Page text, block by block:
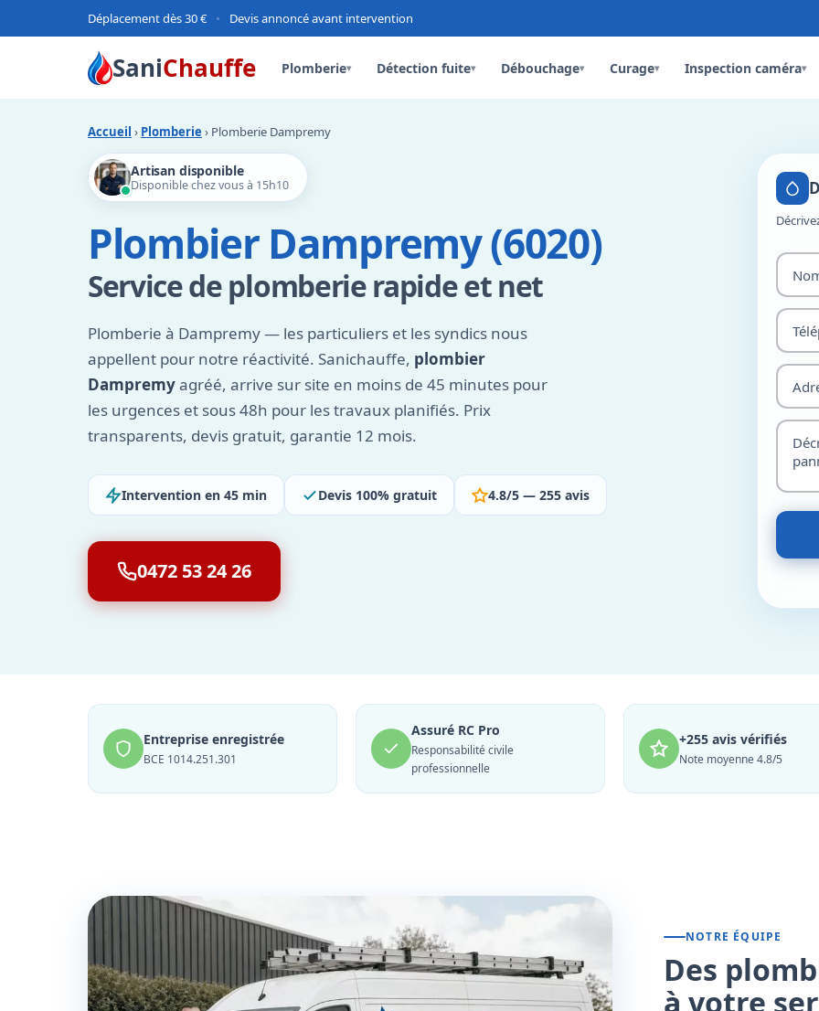
Déplacement dès 30 € • Devis annoncé avant intervention
SaniChauffe Plomberie▾ Détection fuite▾ Débouchage▾ Curage▾ Inspection caméra▾
Accueil › Plomberie › Plomberie Dampremy
Artisan disponible
Disponible chez vous à 15h10
Plombier Dampremy (6020)
Service de plomberie rapide et net
Plomberie à Dampremy — les particuliers et les syndics nous
appellent pour notre réactivité. Sanichauffe, plombier
Dampremyagréé, arrive sur site en moins de 45 minutes pour
les urgences et sous 48h pour les travaux planifiés. Prix
transparents, devis gratuit, garantie 12 mois.
Intervention en 45 min Devis 100% gratuit 4.8/5 — 255 avis
0472 53 24 26
Entreprise enregistrée
BCE 1014.251.301
Assuré RC Pro
Responsabilité civile
professionnelle
+255 avis vérifiés
Note moyenne 4.8/5
NOTRE ÉQUIPE
Des
à votre